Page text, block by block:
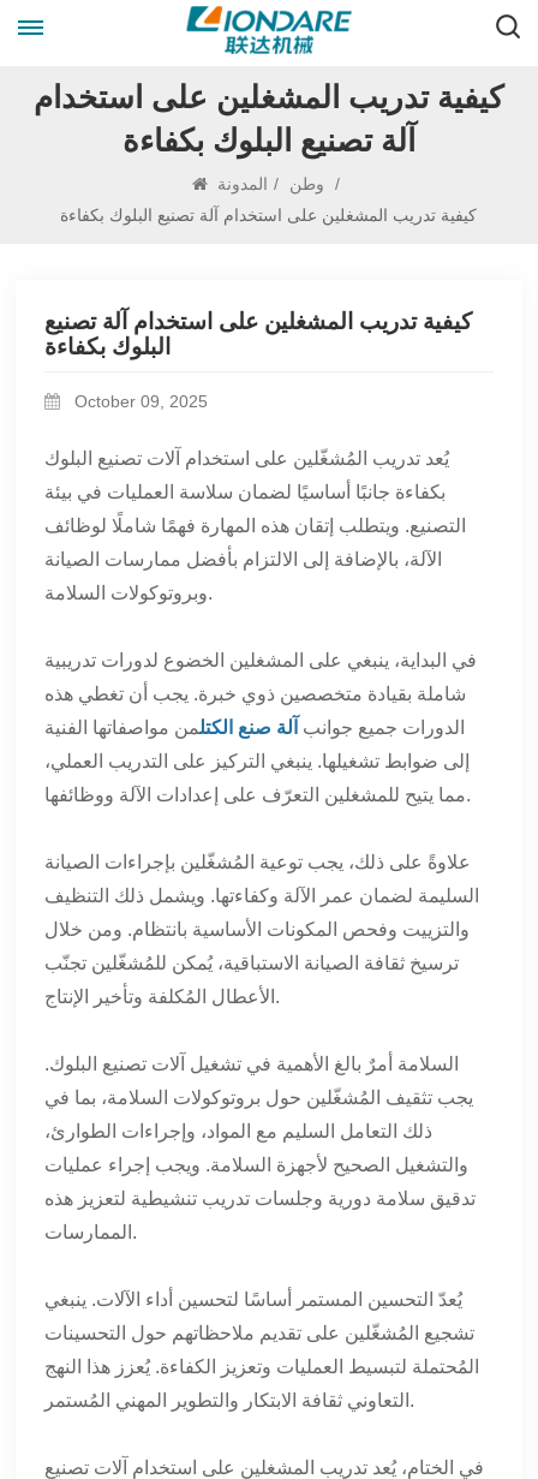
كيفية تدريب المشغلين على استخدام
آلة تصنيع البلوك بكفاءة
وطن / المدونة
/
كيفية تدريب المشغلين على استخدام آلة تصنيع البلوك بكفاءة
كيفية تدريب المشغلين على استخدام آلة تصنيع
البلوك بكفاءة
October 09, 2025
يُعد تدريب المُشغّلين على استخدام آلات تصنيع البلوك
بكفاءة جانبًا أساسيًا لضمان سلاسة العمليات في بيئة
التصنيع. ويتطلب إتقان هذه المهارة فهمًا شاملًا لوظائف
الآلة، بالإضافة إلى الالتزام بأفضل ممارسات الصيانة
وبروتوكولات السلامة.
في البداية، ينبغي على المشغلين الخضوع لدورات تدريبية
شاملة بقيادة متخصصين ذوي خبرة. يجب أن تغطي هذه
الدورات جميع جوانب آلة صنع الكتلمن مواصفاتها الفنية
إلى ضوابط تشغيلها. ينبغي التركيز على التدريب العملي،
مما يتيح للمشغلين التعرّف على إعدادات الآلة ووظائفها.
علاوةً على ذلك، يجب توعية المُشغّلين بإجراءات الصيانة
السليمة لضمان عمر الآلة وكفاءتها. ويشمل ذلك التنظيف
والتزييت وفحص المكونات الأساسية بانتظام. ومن خلال
ترسيخ ثقافة الصيانة الاستباقية، يُمكن للمُشغّلين تجنّب
الأعطال المُكلفة وتأخير الإنتاج.
السلامة أمرٌ بالغ الأهمية في تشغيل آلات تصنيع البلوك.
يجب تثقيف المُشغّلين حول بروتوكولات السلامة، بما في
ذلك التعامل السليم مع المواد، وإجراءات الطوارئ،
والتشغيل الصحيح لأجهزة السلامة. ويجب إجراء عمليات
تدقيق سلامة دورية وجلسات تدريب تنشيطية لتعزيز هذه
الممارسات.
يُعدّ التحسين المستمر أساسًا لتحسين أداء الآلات. ينبغي
تشجيع المُشغّلين على تقديم ملاحظاتهم حول التحسينات
المُحتملة لتبسيط العمليات وتعزيز الكفاءة. يُعزز هذا النهج
التعاوني ثقافة الابتكار والتطوير المهني المُستمر.
في الختام، يُعد تدريب المشغلين على استخدام آلات تصنيع